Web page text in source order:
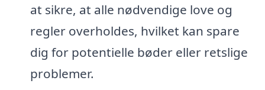
at sikre, at alle nødvendige love og
regler overholdes, hvilket kan spare
dig for potentielle bøder eller retslige
problemer.